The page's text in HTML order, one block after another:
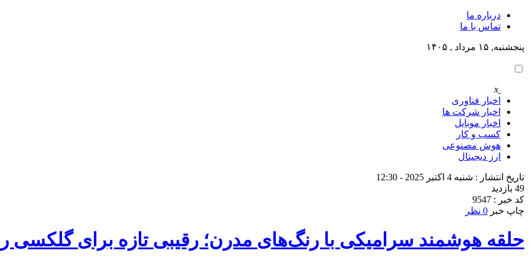
درباره ما
تماس با ما
پنجشنبه, ۱۵ مرداد , ۱۴۰۵
x
اخبار فناوری
اخبار شرکت ها
اخبار موبایل
کسب و کار
هوش مصنوعی
ارز دیجیتال
تاریخ انتشار : شنبه 4 اکتبر 2025 - 12:30
49 بازدید
کد خبر : 9547
چاپ خبر 0 نظر
حلقه هوشمند سرامیکی با رنگ‌های مدرن؛ رقیبی تازه برای گلکسی